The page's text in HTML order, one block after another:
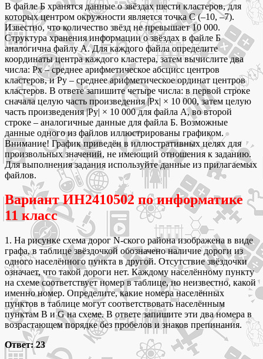
В файле Б хранятся данные о звёздах шести кластеров, для
которых центром окружности является точка C (–10, –7).
Известно, что количество звёзд не превышает 10 000.
Структура хранения информации о звёздах в файле Б
аналогична файлу А. Для каждого файла определите
координаты центра каждого кластера, затем вычислите два
числа: Pх – среднее арифметическое абсцисс центров
кластеров, и Py – среднее арифметическое ординат центров
кластеров. В ответе запишите четыре числа: в первой строке
сначала целую часть произведения |Pх| × 10 000, затем целую
часть произведения |Py| × 10 000 для файла А, во второй
строке – аналогичные данные для файла Б. Возможные
данные одного из файлов иллюстрированы графиком.
Внимание! График приведён в иллюстративных целях для
произвольных значений, не имеющий отношения к заданию.
Для выполнения задания используйте данные из прилагаемых
файлов.
Вариант ИН2410502 по информатике
11 класс
1. На рисунке схема дорог N-ского района изображена в виде
графа, в таблице звёздочкой обозначено наличие дороги из
одного населённого пункта в другой. Отсутствие звёздочки
означает, что такой дороги нет. Каждому населённому пункту
на схеме соответствует номер в таблице, но неизвестно, какой
именно номер. Определите, какие номера населённых
пунктов в таблице могут соответствовать населённым
пунктам B и G на схеме. В ответе запишите эти два номера в
возрастающем порядке без пробелов и знаков препинания.
Ответ: 23